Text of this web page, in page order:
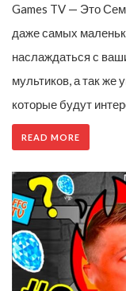
Games TV — Это
даже самых
наслаждаться с
мультиков, а так же
которые будут
READ MORE